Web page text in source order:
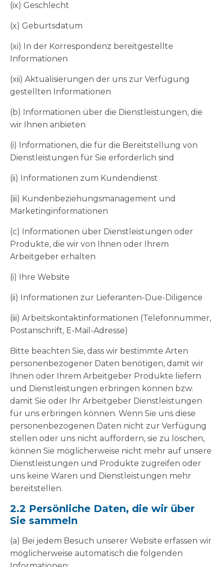
(ix) Geschlecht
(x) Geburtsdatum
(xi) In der Korrespondenz bereitgestellte
Informationen
(xii) Aktualisierungen der uns zur Verfügung
gestellten Informationen
(b) Informationen über die Dienstleistungen, die
wir Ihnen anbieten
(i) Informationen, die für die Bereitstellung von
Dienstleistungen für Sie erforderlich sind
(ii) Informationen zum Kundendienst
(iii) Kundenbeziehungsmanagement und
Marketinginformationen
(c) Informationen über Dienstleistungen oder
Produkte, die wir von Ihnen oder Ihrem
Arbeitgeber erhalten
(i) Ihre Website
(ii) Informationen zur Lieferanten-Due-Diligence
(iii) Arbeitskontaktinformationen (Telefonnummer,
Postanschrift, E-Mail-Adresse)
Bitte beachten Sie, dass wir bestimmte Arten
personenbezogener Daten benötigen, damit wir
Ihnen oder Ihrem Arbeitgeber Produkte liefern
und Dienstleistungen erbringen können bzw.
damit Sie oder Ihr Arbeitgeber Dienstleistungen
für uns erbringen können. Wenn Sie uns diese
personenbezogenen Daten nicht zur Verfügung
stellen oder uns nicht auffordern, sie zu löschen,
können Sie möglicherweise nicht mehr auf unsere
Dienstleistungen und Produkte zugreifen oder
uns keine Waren und Dienstleistungen mehr
bereitstellen.
2.2 Persönliche Daten, die wir über
Sie sammeln
(a) Bei jedem Besuch unserer Website erfassen wir
möglicherweise automatisch die folgenden